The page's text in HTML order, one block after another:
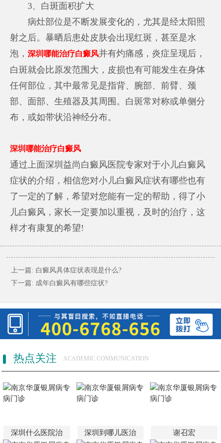
3、白斑面积扩大
病灶部位是不断发展变化的，尤其是经太阳照
射之后。暴晒后患处皮肤会出现红斑，甚至是水
泡，深圳哪能治疗白癜风并有灼痛感，炎症呈现后，
白斑就会比原发范围大，皮损也有可能发生在身体
任何部位，其中最常见是指背、腕部、前臂、颈
部、面部、生殖器及其周围。白斑常对称或单侧分
布，或如带状沿神经分布。
深圳哪能治疗白癜风
通过上面深圳益尚白癜风医院专家对于小儿白癜风
症状的介绍，相信您对小儿白癜风症状有哪些也有
了一定的了解，希望对您能有一定的帮助，得了小
儿白癜风，家长一定要加以重视，及时的治疗，这
样才有康复的希望!
上一篇: 白癜风具体症状表现是什么?
下一篇: 成年白癜风有哪些症状?
热点关注 ACADEMIC COMMUNICATION
深圳什么医院治 深圳到哪儿医治 谢召宏